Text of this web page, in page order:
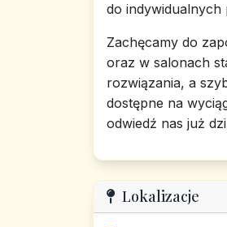
do
Zachęcamy do
oraz w salonach
rozwiązania, a
dostępne na
odwiedź nas już
Lokalizacje